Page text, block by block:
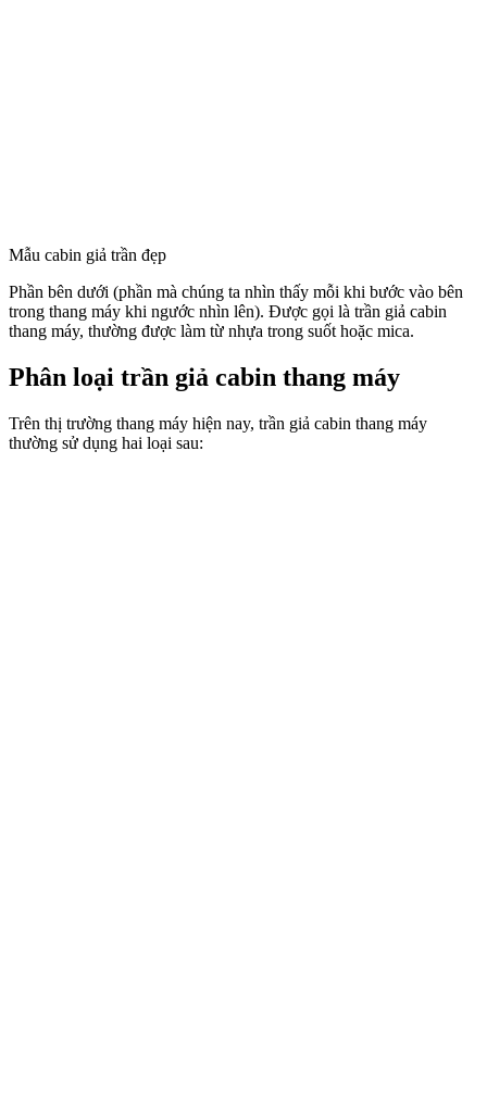
Mẫu cabin giả trần đẹp
Phần bên dưới (phần mà chúng ta nhìn thấy mỗi khi bước vào bên
trong thang máy khi ngước nhìn lên). Được gọi là trần giả cabin
thang máy, thường được làm từ nhựa trong suốt hoặc mica.
Phân loại trần giả cabin thang máy
Trên thị trường thang máy hiện nay, trần giả cabin thang máy
thường sử dụng hai loại sau: